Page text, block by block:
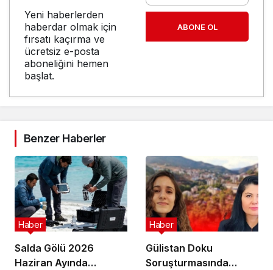
Yeni haberlerden
haberdar olmak için
fırsatı kaçırma ve
ücretsiz e-posta
aboneliğini hemen
başlat.
ABONE OL
Benzer Haberler
Salda Gölü 2026
Haziran Ayında
Haber
Gülistan Doku
Soruşturmasında
Haber